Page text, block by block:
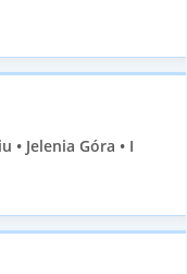
• Jelenia Góra • I